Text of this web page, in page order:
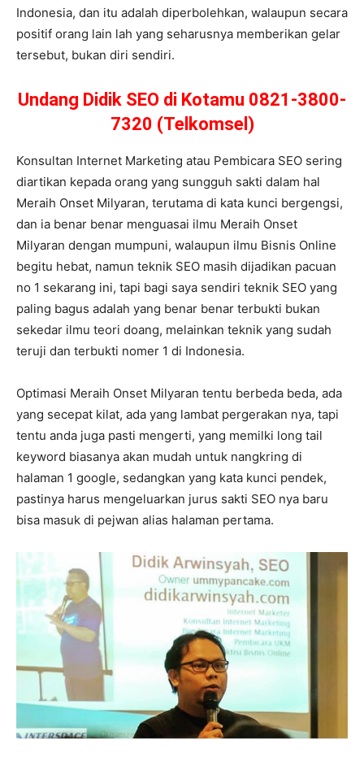
Indonesia, dan itu adalah diperbolehkan, walaupun secara
positif orang lain lah yang seharusnya memberikan gelar
tersebut, bukan diri sendiri.
Undang Didik SEO di Kotamu 0821-3800-
7320 (Telkomsel)
Konsultan Internet Marketing atau Pembicara SEO sering
diartikan kepada orang yang sungguh sakti dalam hal
Meraih Onset Milyaran, terutama di kata kunci bergengsi,
dan ia benar benar menguasai ilmu Meraih Onset
Milyaran dengan mumpuni, walaupun ilmu Bisnis Online
begitu hebat, namun teknik SEO masih dijadikan pacuan
no 1 sekarang ini, tapi bagi saya sendiri teknik SEO yang
paling bagus adalah yang benar benar terbukti bukan
sekedar ilmu teori doang, melainkan teknik yang sudah
teruji dan terbukti nomer 1 di Indonesia.
Optimasi Meraih Onset Milyaran tentu berbeda beda, ada
yang secepat kilat, ada yang lambat pergerakan nya, tapi
tentu anda juga pasti mengerti, yang memilki long tail
keyword biasanya akan mudah untuk nangkring di
halaman 1 google, sedangkan yang kata kunci pendek,
pastinya harus mengeluarkan jurus sakti SEO nya baru
bisa masuk di pejwan alias halaman pertama.